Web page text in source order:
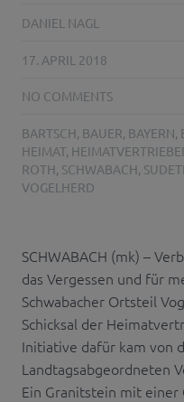
DANIEL NAGL
17. APRIL 2018
NO COMMENTS
BARTSCH, BAUER, BAYERN,
HEIMAT,
ROTH, SCHWABACH,
VOGELHERD
SCHWABACH (mk) –
das Vergessen und für
Schwabacher Ortsteil
Schicksal der
Initiative dafür kam von
Landtagsabgeordneten
Ein Granitstein mit